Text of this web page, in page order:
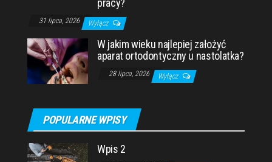
pracy?
31 lipca, 2026 Wyłącz
W jakim wieku najlepiej założyć
aparat ortodontyczny u nastolatka?
28 lipca, 2026 Wyłącz
POPULARNE WPISY
Wpis 2